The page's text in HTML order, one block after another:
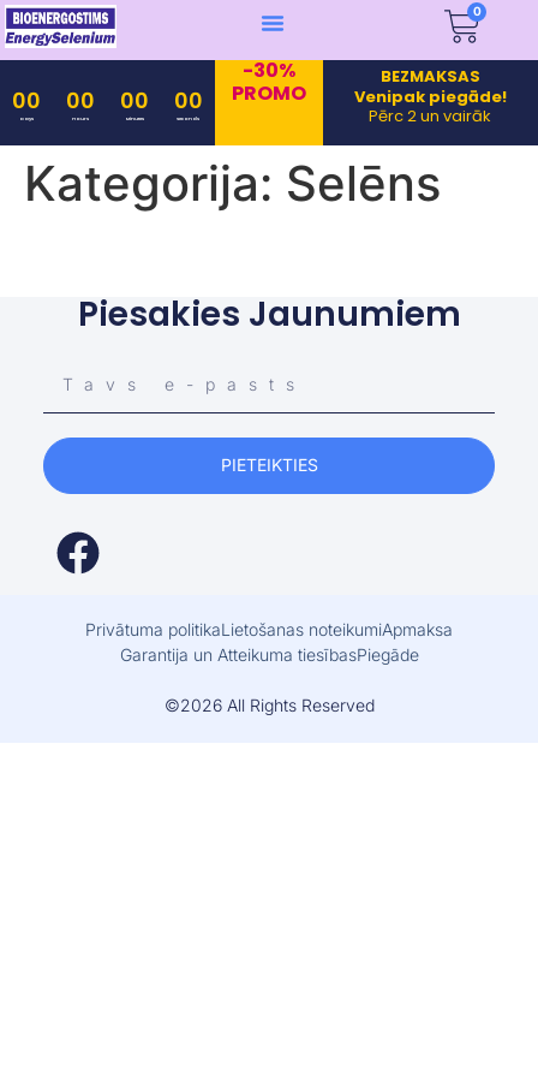
0
00
Days
00
Hours
00
Minutes
00
Seconds
-30%
PROMO
BEZMAKSAS
Venipak piegāde!
Pērc 2 un vairāk
Kategorija: Selēns
Piesakies Jaunumiem
PIETEIKTIES
Privātuma politikaLietošanas noteikumiApmaksa
Garantija un Atteikuma tiesībasPiegāde
©2026 All Rights Reserved